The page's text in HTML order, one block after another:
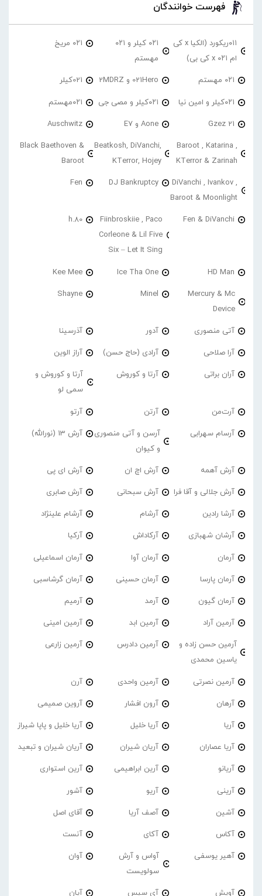
فهرست خوانندگان
۰۱۱ریکورد (الکیا x کی
ام ۰۲۱ x کی بی)
۰۲۱ کیلر و ۰۲۱
مهستم
۰۲۱ مریخ
۰۲۱ مهستم 021Hero و 2MDRZ 021کیلر
۰۲۱کیلر و امین نیا ۰۲۱کیلر و مصی جی ۰۲۱مهستم
21 Gzez Aone و E7 Auschwitz
Baroot , Katarina ,
KTerror & Zarinah
Beatkosh, DiVanchi,
KTerror, Hojey
Black Baethoven &
Baroot
DiVanchi , Ivankov ,
Baroot & Moonlight
DJ Bankruptcy
Fen
Fen & DiVanchi
Fiinbroskiie , Paco
Corleone & Lil Five
Six – Let It Sing
h.80
HD Man
Ice Tha One
Kee Mee
Mercury & Mc
Device
Minel
Shayne
آتی منصوری آدور آذرسینا
آرا صلاحی آرادی (حاج حسن) آراز الوین
آران براتی آرتا و کوروش
آرتا و کوروش و
سمی لو
آرت‌من آرتن آرتو
آرسام سهرابی
آرسن و آتی منصوری
و کیوان
آرش 13 (نورالله)
آرش آهمه آرش اچ ان آرش ای پی
آرش جلالی و آقا فرا آرش سبحانی آرش صابری
آرشا رادین آرشام آرشام علینژاد
آرشان شهبازی آرکاداش آرکیا
آرمان آرمان آوا آرمان اسماعیلی
آرمان پارسا آرمان حسینی آرمان گرشاسبی
آرمان گیون آرمد آرمیم
آرمین آراد آرمین ابد آرمین امینی
آرمین حسن زاده و
یاسین محمدی
آرمین دادرس آرمین زارعی
آرمین نصرتی آرمین واحدی آرن
آرهان آرون افشار آروین صمیمی
آریا آریا خلیل آریا خلیل و پاپا شیراز
آریا عصاران آریان شیران آریان شیران و تبعید
آریانو آرین ابراهیمی آرین استواری
آرینی آریو آشور
آشین آصف آریا آقای اصل
آکاس آکای آنست
آهیر یوسفی
آواس و آرش
سولویست
آوان
آویش آی سیس آیان